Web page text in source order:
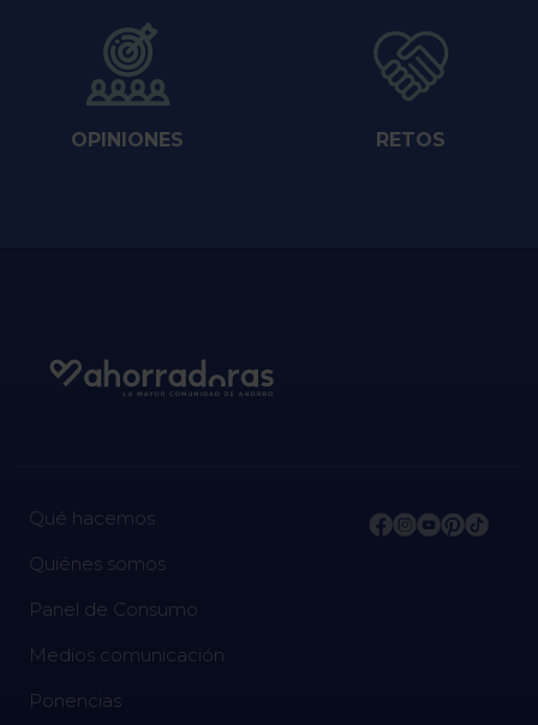
OPINIONES RETOS
Qué hacemos
Quiénes somos
Panel de Consumo
Medios comunicación
Ponencias